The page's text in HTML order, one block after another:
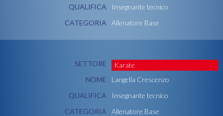
QUALIFICA
Insegnante tecnico
CATEGORIA
Allenatore Base
SETTORE
Karate
NOME
Langella Crescenzo
QUALIFICA
Insegnante tecnico
CATEGORIA
Allenatore Base